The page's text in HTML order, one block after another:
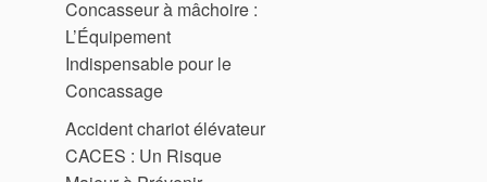
Concasseur à mâchoire :
L’Équipement
Indispensable pour le
Concassage
Accident chariot élévateur
CACES : Un Risque